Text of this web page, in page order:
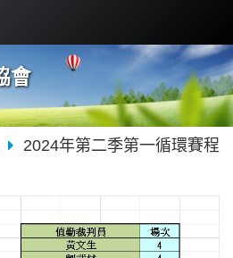
會
2024年第二季第一循環賽程